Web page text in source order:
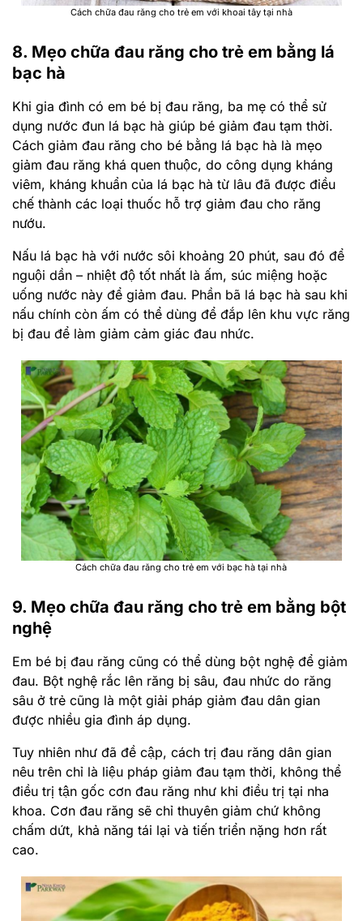
Cách chữa đau răng cho trẻ em với khoai tây tại nhà
8. Mẹo chữa đau răng cho trẻ em bằng lá
bạc hà
Khi gia đình có em bé bị đau răng, ba mẹ có thể sử
dụng nước đun lá bạc hà giúp bé giảm đau tạm thời.
Cách giảm đau răng cho bé bằng lá bạc hà là mẹo
giảm đau răng khá quen thuộc, do công dụng kháng
viêm, kháng khuẩn của lá bạc hà từ lâu đã được điều
chế thành các loại thuốc hỗ trợ giảm đau cho răng
nướu.
Nấu lá bạc hà với nước sôi khoảng 20 phút, sau đó để
nguội dần – nhiệt độ tốt nhất là ấm, súc miệng hoặc
uống nước này để giảm đau. Phần bã lá bạc hà sau khi
nấu chính còn ấm có thể dùng để đắp lên khu vực răng
bị đau để làm giảm cảm giác đau nhức.
Cách chữa đau răng cho trẻ em với bạc hà tại nhà
9. Mẹo chữa đau răng cho trẻ em bằng bột
nghệ
Em bé bị đau răng cũng có thể dùng bột nghệ để giảm
đau. Bột nghệ rắc lên răng bị sâu, đau nhức do răng
sâu ở trẻ cũng là một giải pháp giảm đau dân gian
được nhiều gia đình áp dụng.
Tuy nhiên như đã đề cập, cách trị đau răng dân gian
nêu trên chỉ là liệu pháp giảm đau tạm thời, không thể
điều trị tận gốc cơn đau răng như khi điều trị tại nha
khoa. Cơn đau răng sẽ chỉ thuyên giảm chứ không
chấm dứt, khả năng tái lại và tiến triển nặng hơn rất
cao.